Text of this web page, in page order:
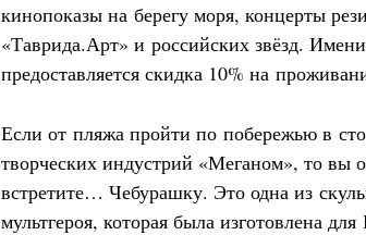
кинопоказы на берегу моря, концерты
«Таврида.Арт» и российских звёзд.
предоставляется скидка 10% на
Если от пляжа пройти по побережью в
творческих индустрий «Меганом», то вы
встретите… Чебурашку. Это одна из
мультгероя, которая была изготовлена